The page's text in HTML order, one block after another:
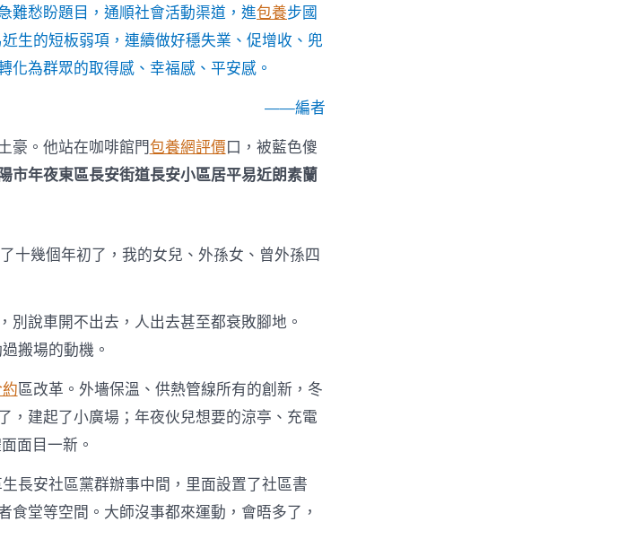
生
取
得
專
感
｜
算
的
柴
鹽
賬〉
中
難愁盼題目，通順社會活動渠道，進包養步國
生的短板弱項，連續做好穩失業、促增收、兜
化為群眾的取得感、幸福感、平安感。
——編者
豪。他站在咖啡館門包養網評價口，被藍色傻
市年夜東區長安街道長安小區居平易近朗素蘭
十幾個年初了，我的女兒、外孫女、曾外孫四
別說車開不出去，人出去甚至都衰敗腳地。
搬場的動機。
區改革。外墻保溫、供熱管線所有的創新，冬
，建起了小廣場；年夜伙兒想要的涼亭、充電
面目一新。
長安社區黨群辦事中間，里面設置了社區書
食堂等空間。大師沒事都來運動，會晤多了，